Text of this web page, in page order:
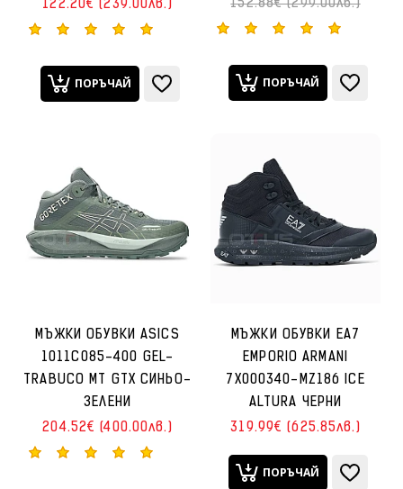
122.20€ (239.00лв.)
ПОРЪЧАЙ
152.88€ (299.00лв.)
ПОРЪЧАЙ
МЪЖКИ ОБУВКИ ASICS
1011C085-400 GEL-
TRABUCO MT GTX СИНЬО-
ЗЕЛЕНИ
204.52€ (400.00лв.)
МЪЖКИ ОБУВКИ EA7
EMPORIO ARMANI
7X000340-MZ186 ICE
ALTURA ЧЕРНИ
319.99€ (625.85лв.)
ПОРЪЧАЙ